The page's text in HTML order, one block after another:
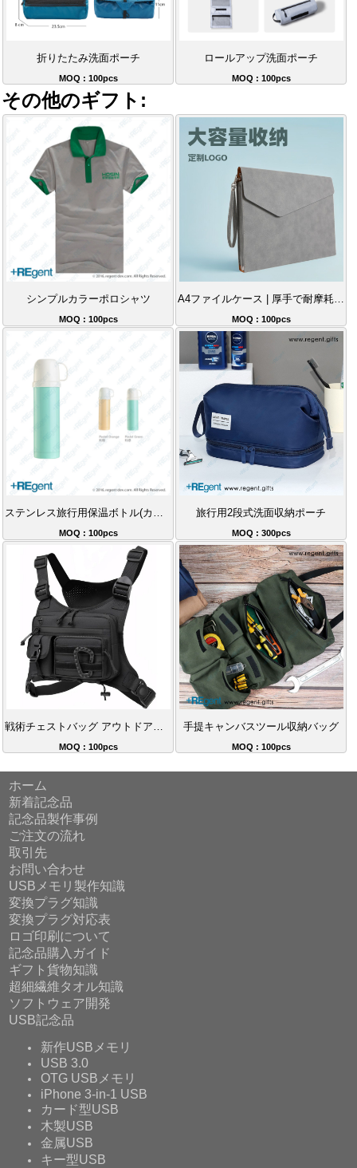
折りたたみ洗面ポーチ
MOQ : 100pcs
ロールアップ洗面ポーチ
MOQ : 100pcs
その他のギフト:
シンプルカラーポロシャツ
MOQ : 100pcs
A4ファイルケース | 厚手で耐摩耗性のある手提げ書類フォルダー
MOQ : 100pcs
ステンレス旅行用保温ボトル(カップ付き)-480ml
MOQ : 100pcs
旅行用2段式洗面収納ポーチ
MOQ : 300pcs
戦術チェストバッグ アウトドアスポーツ 迷彩チェストバッグ
MOQ : 100pcs
手提キャンバスツール収納バッグ
MOQ : 100pcs
ホーム
新着記念品
記念品製作事例
ご注文の流れ
取引先
お問い合わせ
USBメモリ製作知識
変換プラグ知識
変換プラグ対応表
ロゴ印刷について
記念品購入ガイド
ギフト貨物知識
超細繊維タオル知識
ソフトウェア開発
USB記念品
新作USBメモリ
USB 3.0
OTG USBメモリ
iPhone 3-in-1 USB
カード型USB
木製USB
金属USB
キー型USB